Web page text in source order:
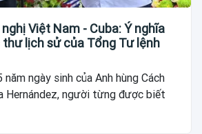
Việt Nam - Cuba: Ý nghĩa
lịch sử của Tổng Tư lệnh
năm ngày sinh của Anh hùng Cách
Hernández, người từng được biết